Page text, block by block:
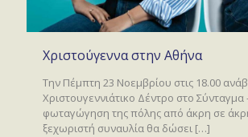
Χριστούγεννα στην Αθήνα
Την Πέμπτη 23 Νοεμβρίου στις 18.00
Χριστουγεννιάτικο Δέντρο στο Σύνταγμα
φωταγώγηση της πόλης από άκρη σε
ξεχωριστή συναυλία θα δώσει […]